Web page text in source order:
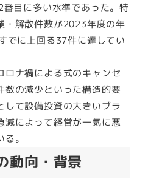
目に多い水準であった。特
・解散件数が2023年度の年
でに上回る37件に達してい
ロナ禍による式のキャンセ
数の減少といった構造的要
して設備投資の大きいブラ
減によって経営が一気に悪
。
動向・背景